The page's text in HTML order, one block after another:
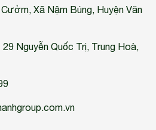
Xã Nậm Búng, Huyện Văn
29 Nguyễn Quốc Trị, Trung Hoà,